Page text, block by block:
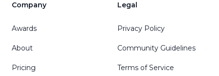
Company
Awards
About
Pricing
Legal
Privacy Policy
Community Guidelines
Terms of Service